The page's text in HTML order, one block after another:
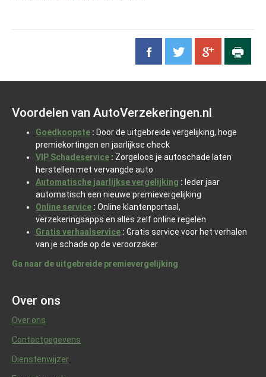
Voordelen van AutoVerzekeringen.nl
Goedkoopste : Door de uitgebreide vergelijking, hoge
premiekortingen en jaarlijkse check
VIP Schadeservice : Zorgeloos je autoschade laten
herstellen met vervangde auto
Automatische jaarlijkse vergelijking : Ieder jaar
automatisch een nieuwe premievergelijking
Online service : Online klantenportaal,
verzekeringsapps en alles zelf online regelen
Gratis verhaalservice : Gratis service voor het verhalen
van je schade op de veroorzaker
Ga naar de uitgebreide premievergelijking
Over ons
Over ons
Contactgegevens
Dienstenwijzer